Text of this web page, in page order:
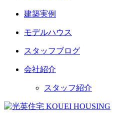
建築実例
モデルハウス
スタッフブログ
会社紹介
スタッフ紹介